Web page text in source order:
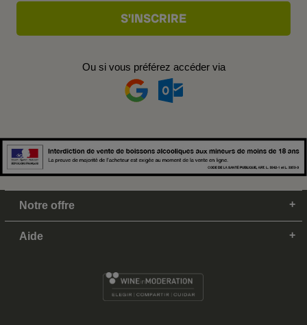
Ou si vous préférez accéder via
Notre offre
Aide